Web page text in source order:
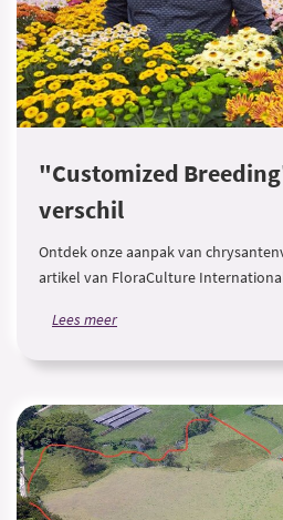
"Customized
verschil
Ontdek onze aanpak van
artikel van FloraCulture
Lees meer